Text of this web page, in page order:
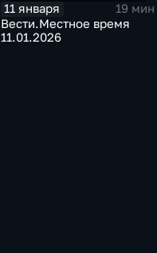
11 января
19 мин
Вести.Местное время
11.01.2026